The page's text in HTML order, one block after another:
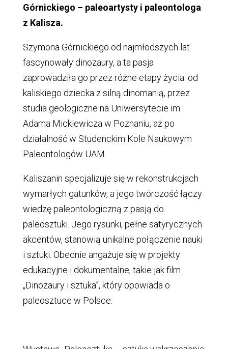
Górnickiego – paleoartysty i paleontologa
z Kalisza.
Szymona Górnickiego od najmłodszych lat
fascynowały dinozaury, a ta pasja
zaprowadziła go przez różne etapy życia: od
kaliskiego dziecka z silną dinomanią, przez
studia geologiczne na Uniwersytecie im.
Adama Mickiewicza w Poznaniu, aż po
działalność w Studenckim Kole Naukowym
Paleontologów UAM.
Kaliszanin specjalizuje się w rekonstrukcjach
wymarłych gatunków, a jego twórczość łączy
wiedzę paleontologiczną z pasją do
paleosztuki. Jego rysunki, pełne satyrycznych
akcentów, stanowią unikalne połączenie nauki
i sztuki. Obecnie angażuje się w projekty
edukacyjne i dokumentalne, takie jak film
„Dinozaury i sztuka”, który opowiada o
paleosztuce w Polsce.